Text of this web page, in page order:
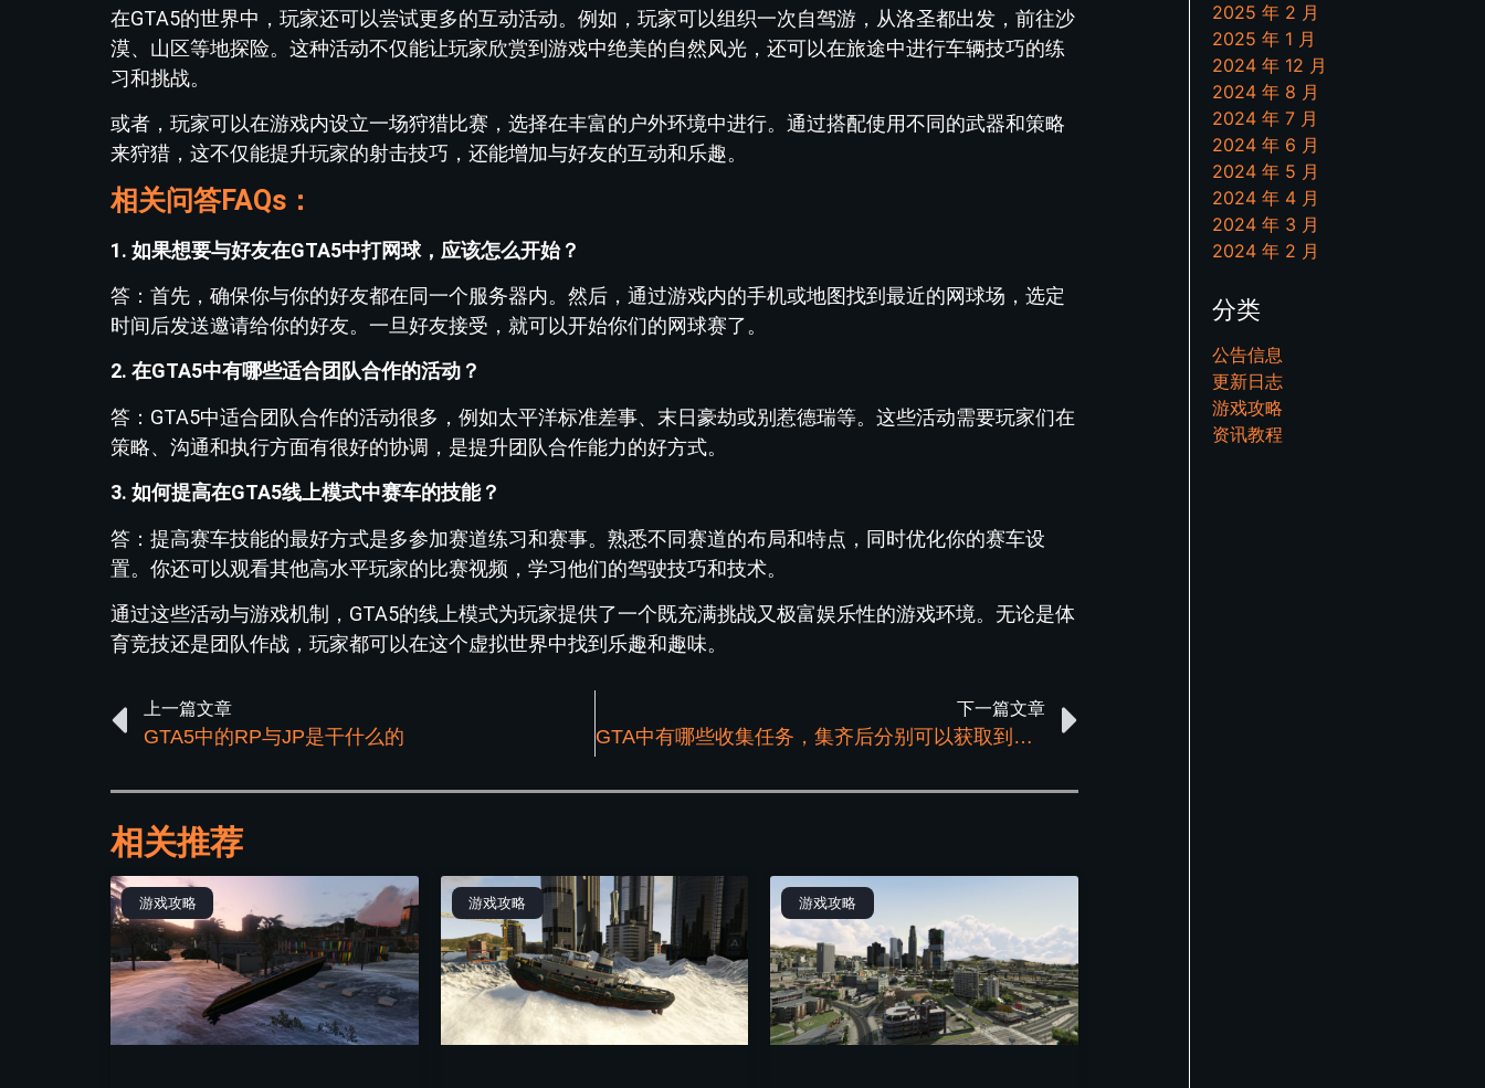
在GTA5的世界中，玩家还可以尝试更多的互动活动。例如，玩家可以组织一次自驾游，从洛圣都出发，前往沙
漠、山区等地探险。这种活动不仅能让玩家欣赏到游戏中绝美的自然风光，还可以在旅途中进行车辆技巧的练
习和挑战。
或者，玩家可以在游戏内设立一场狩猎比赛，选择在丰富的户外环境中进行。通过搭配使用不同的武器和策略
来狩猎，这不仅能提升玩家的射击技巧，还能增加与好友的互动和乐趣。
相关问答FAQs：
1. 如果想要与好友在GTA5中打网球，应该怎么开始？
答：首先，确保你与你的好友都在同一个服务器内。然后，通过游戏内的手机或地图找到最近的网球场，选定
时间后发送邀请给你的好友。一旦好友接受，就可以开始你们的网球赛了。
2. 在GTA5中有哪些适合团队合作的活动？
答：GTA5中适合团队合作的活动很多，例如太平洋标准差事、末日豪劫或别惹德瑞等。这些活动需要玩家们在
策略、沟通和执行方面有很好的协调，是提升团队合作能力的好方式。
3. 如何提高在GTA5线上模式中赛车的技能？
答：提高赛车技能的最好方式是多参加赛道练习和赛事。熟悉不同赛道的布局和特点，同时优化你的赛车设
置。你还可以观看其他高水平玩家的比赛视频，学习他们的驾驶技巧和技术。
通过这些活动与游戏机制，GTA5的线上模式为玩家提供了一个既充满挑战又极富娱乐性的游戏环境。无论是体
育竞技还是团队作战，玩家都可以在这个虚拟世界中找到乐趣和趣味。
上一篇文章
GTA5中的RP与JP是干什么的
下一篇文章
GTA中有哪些收集任务，集齐后分别可以获取到哪些奖励
相关推荐
游戏攻略 游戏攻略 游戏攻略
2025 年 2 月
2025 年 1 月
2024 年 12 月
2024 年 8 月
2024 年 7 月
2024 年 6 月
2024 年 5 月
2024 年 4 月
2024 年 3 月
2024 年 2 月
分类
公告信息
更新日志
游戏攻略
资讯教程